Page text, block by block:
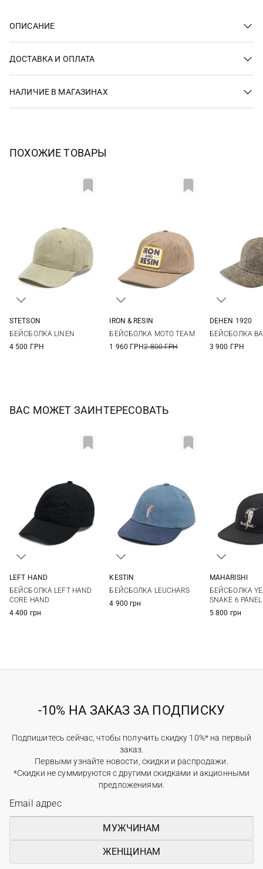
ОПИСАНИЕ
ДОСТАВКА И ОПЛАТА
НАЛИЧИЕ В МАГАЗИНАХ
ПОХОЖИЕ ТОВАРЫ
STETSON
БЕЙСБОЛКА LINEN
4 500 ГРН
IRON & RESIN
БЕЙСБОЛКА MOTO TEAM
1 960 ГРН2 800 ГРН
DEHEN 1920
БЕЙСБОЛКА
3 900 ГРН
ВАС МОЖЕТ ЗАИНТЕРЕСОВАТЬ
LEFT HAND
БЕЙСБОЛКА LEFT HAND
CORE HAND
4 400 грн
KESTIN
БЕЙСБОЛКА LEUCHARS
4 900 грн
MAHARISHI
БЕЙСБОЛКА
SNAKE 6
5 800 грн
-10% НА ЗАКАЗ ЗА ПОДПИСКУ
Подпишитесь сейчас, чтобы получить скидку 10%* на первый
заказ.
Первыми узнайте новости, скидки и распродажи.
*Скидки не суммируются с другими скидками и акционными
предложениями.
МУЖЧИНАМ
ЖЕНЩИНАМ